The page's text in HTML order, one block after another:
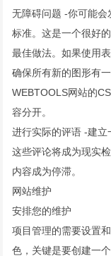
无障碍问题 -你可能
标准。这是一个很好
最佳做法。如果使用
确保所有新的图形有
WEBTOOLS网站的
容分开。
进行实际的评语 -建立
这些评论将成为现实
内容成为停滞。
网站维护
安排您的维护
项目管理的需要设置
色，关键是要创建一